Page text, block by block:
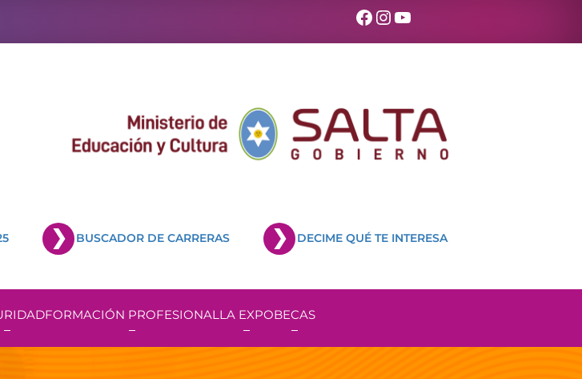
Facebook
Instagram
YouTube
BUSCADOR DE CARRERAS DECIME QUÉ TE INTERESA
FORMACIÓN PROFESIONALLA EXPOBECAS